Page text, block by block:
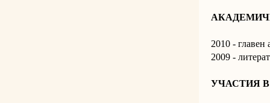
2010 - главен
2009 -
УЧАСТИЯ